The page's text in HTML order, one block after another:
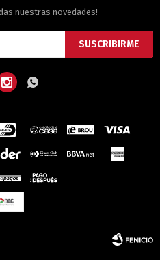
nuestras novedades!
SUSCRIBIRME
 